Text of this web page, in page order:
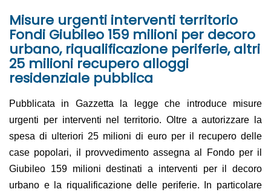
Misure urgenti interventi territorio
Fondi Giubileo 159 milioni per decoro
urbano, riqualificazione periferie, altri
25 milioni recupero alloggi
residenziale pubblica
Pubblicata in Gazzetta la legge che introduce misure
urgenti per interventi nel territorio. Oltre a autorizzare la
spesa di ulteriori 25 milioni di euro per il recupero delle
case popolari, il provvedimento assegna al Fondo per il
Giubileo 159 milioni destinati a interventi per il decoro
urbano e la riqualificazione delle periferie. In particolare